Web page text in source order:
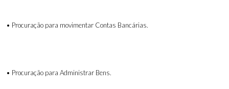
• Procuração para movimentar Contas Bancárias.
• Procuração para Administrar Bens.